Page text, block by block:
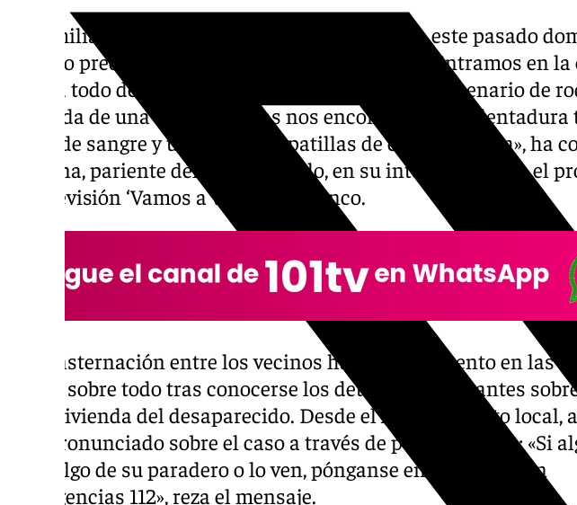
La familia del octogenario dio la voz de alarma este pasado
cuando preocupados acudieron a su vivienda: «Entramos en la
estaba todo desmontado, patas arriba, como un escenario de
la salida de una de las puertas nos encontramos su dentadura
gotas de sangre y una de sus zapatillas de estar por casa», ha
Cristina, pariente del desaparecido, en su intervención en el
de televisión ‘Vamos a ver’ de Telecinco.
La consternación entre los vecinos ha ido en aumento en las
horas, sobre todo tras conocerse los detalles inquietantes sobre
de la vivienda del desaparecido. Desde el Ayuntamiento local,
han pronunciado sobre el caso a través de perfil de redes: «Si
sabe algo de su paradero o lo ven, pónganse en contacto con
Emergencias 112», reza el mensaje.